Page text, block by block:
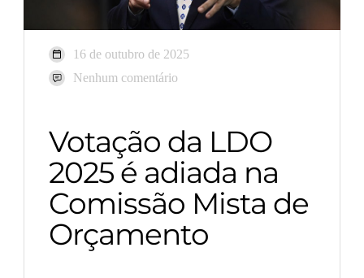
16 de outubro de 2025
Nenhum comentário
Votação da LDO
2025 é adiada na
Comissão Mista de
Orçamento